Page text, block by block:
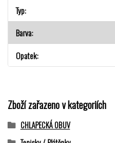
Typ
Barva
Opatek
Zboží zařazeno v kategoriích
CHLAPECKÁ OBUV